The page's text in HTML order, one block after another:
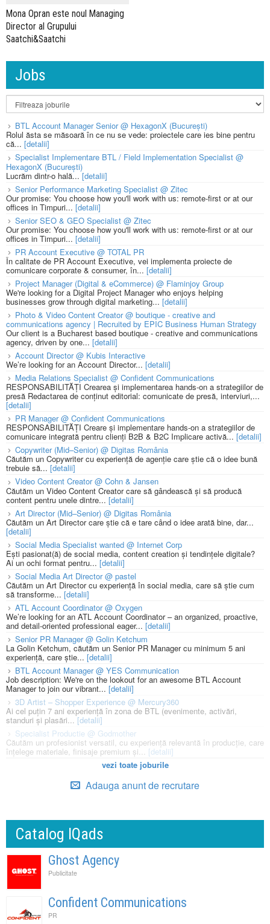
Mona Opran este noul Managing
Director al Grupului
Saatchi&Saatchi
Jobs
BTL Account Manager Senior @ HexagonX (București)
Rolul ăsta se măsoară în ce nu se vede: proiectele care ies bine pentru
că... [detalii]
Specialist Implementare BTL / Field Implementation Specialist @
HexagonX (București)
Lucrăm dintr-o hală...[detalii]
Senior Performance Marketing Specialist @ Zitec
Our promise: You choose how you'll work with us: remote-first or at our
offices in Timpuri... [detalii]
Senior SEO & GEO Specialist @ Zitec
Our promise: You choose how you'll work with us: remote-first or at our
offices in Timpuri... [detalii]
PR Account Executive @ TOTAL PR
În calitate de PR Account Executive, vei implementa proiecte de
comunicare corporate & consumer, în... [detalii]
Project Manager (Digital & eCommerce) @ Flaminjoy Group
We're looking for a Digital Project Manager who enjoys helping
businesses grow through digital marketing... [detalii]
Photo & Video Content Creator @ boutique - creative and
communications agency | Recruited by EPIC Business Human Strategy
Our client is a Bucharest based boutique - creative and communications
agency, driven by one... [detalii]
Account Director @ Kubis Interactive
We’re looking for an Account Director... [detalii]
Media Relations Specialist @ Confident Communications
RESPONSABILITĂȚI Crearea și implementarea hands-on a strategiilor de
presă Redactarea de conținut editorial: comunicate de presă, interviuri,...
[detalii]
PR Manager @ Confident Communications
RESPONSABILITĂȚI Creare și implementare hands-on a strategiilor de
comunicare integrată pentru clienți B2B & B2C Implicare activă... [detalii]
Copywriter (Mid–Senior) @ Digitas România
Căutăm un Copywriter cu experiență de agenție care știe că o idee bună
trebuie să... [detalii]
Video Content Creator @ Cohn & Jansen
Căutăm un Video Content Creator care să gândească și să producă
content pentru unele dintre... [detalii]
Art Director (Mid–Senior) @ Digitas România
Căutăm un Art Director care știe că e tare când o idee arată bine, dar...
[detalii]
Social Media Specialist wanted @ Internet Corp
Ești pasionat(ă) de social media, content creation și tendințele digitale?
Ai un ochi format pentru... [detalii]
Social Media Art Director @ pastel
Căutăm un Art Director cu experiență în social media, care să știe cum
să transforme... [detalii]
ATL Account Coordinator @ Oxygen
We’re looking for an ATL Account Coordinator – an organized, proactive,
and detail-oriented professional eager... [detalii]
Senior PR Manager @ Golin Ketchum
La Golin Ketchum, căutăm un Senior PR Manager cu minimum 5 ani
experiență, care știe... [detalii]
BTL Account Manager @ YES Communication
Job description: We're on the lookout for an awesome BTL Account
Manager to join our vibrant... [detalii]
3D Artist – Shopper Experience @ Mercury360
Ai cel puțin 7 ani experiență în zona de BTL (evenimente, activări,
standuri și plasări... [detalii]
Specialist Productie @ Godmother
Căutăm un profesionist versatil, cu experiență relevantă în producție, care
înțelege materiale, finisaje premium și... [detalii]
vezi toate joburile
Adauga anunt de recrutare
Catalog IQads
Ghost Agency
Publicitate
Confident Communications
PR